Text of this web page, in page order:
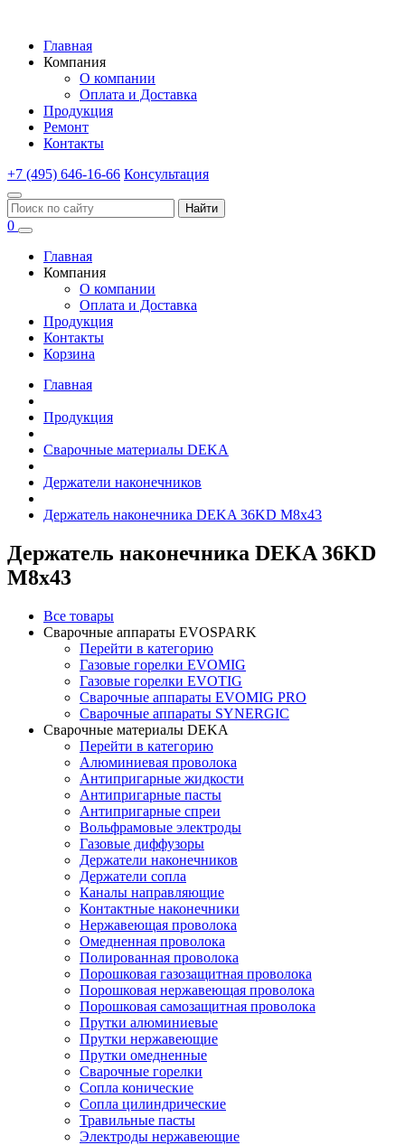
Главная
Компания
О компании
Оплата и Доставка
Продукция
Ремонт
Контакты
+7 (495) 646-16-66 Консультация
Найти
0
Главная
Компания
О компании
Оплата и Доставка
Продукция
Контакты
Корзина
Главная
Продукция
Сварочные материалы DEKA
Держатели наконечников
Держатель наконечника DEKA 36KD M8х43
Держатель наконечника DEKA 36KD
M8х43
Все товары
Сварочные аппараты EVOSPARK
Перейти в категорию
Газовые горелки EVOMIG
Газовые горелки EVOTIG
Сварочные аппараты EVOMIG PRO
Сварочные аппараты SYNERGIC
Сварочные материалы DEKA
Перейти в категорию
Алюминиевая проволока
Антипригарные жидкости
Антипригарные пасты
Антипригарные спреи
Вольфрамовые электроды
Газовые диффузоры
Держатели наконечников
Держатели сопла
Каналы направляющие
Контактные наконечники
Нержавеющая проволока
Омедненная проволока
Полированная проволока
Порошковая газозащитная проволока
Порошковая нержавеющая проволока
Порошковая самозащитная проволока
Прутки алюминиевые
Прутки нержавеющие
Прутки омедненные
Сварочные горелки
Сопла конические
Сопла цилиндрические
Травильные пасты
Электроды нержавеющие